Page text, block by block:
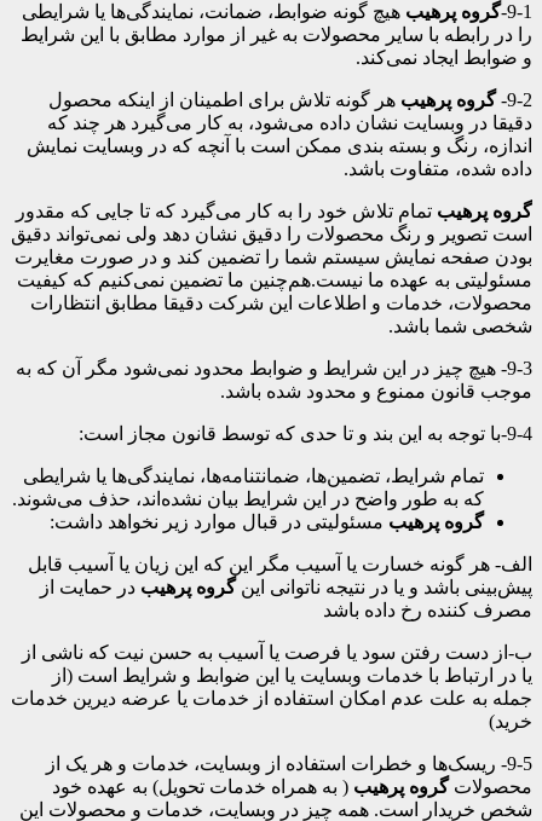
9-1- گروه پرهیب هیچ گونه ضوابط، ضمانت، نمایندگی‌ها یا شرایطی
را در رابطه با سایر محصولات به غیر از موارد مطابق با این شرایط
و ضوابط ایجاد نمی‌کند.
9-2- گروه پرهیب هر گونه تلاش برای اطمینان از اینکه محصول
دقیقا در وبسایت نشان داده می‌شود، به کار می‌گیرد هر چند که
اندازه، رنگ و بسته بندی ممکن است با آنچه که در وبسایت نمایش
داده شده، متفاوت باشد.
گروه پرهیب تمام تلاش خود را به کار می‌گیرد که تا جایی که مقدور
است تصویر و رنگ محصولات را دقیق نشان دهد ولی نمی‌تواند دقیق
بودن صفحه نمایش سیستم شما را تضمین کند و در صورت مغایرت
مسئولیتی به عهده ما نیست.هم‌چنین ما تضمین نمی‌کنیم که کیفیت
محصولات، خدمات و اطلاعات این شرکت دقیقا مطابق انتظارات
شخصی شما باشد.
9-3- هیچ چیز در این شرایط و ضوابط محدود نمی‌شود مگر آن که به
موجب قانون ممنوع و محدود شده باشد.
9-4-با توجه به این بند و تا حدی که توسط قانون مجاز است:
تمام شرایط، تضمین‌ها، ضمانتنامه‌ها، نمایندگی‌ها یا شرایطی
که به طور واضح در این شرایط بیان نشده‌اند، حذف می‌شوند.
گروه پرهیب مسئولیتی در قبال موارد زیر نخواهد داشت:
الف- هر گونه خسارت یا آسیب مگر این که این زیان یا آسیب قابل
پیش‌بینی باشد و یا در نتیجه ناتوانی اینگروه پرهیب در حمایت از
مصرف کننده رخ داده باشد
ب-از دست رفتن سود یا فرصت یا آسیب به حسن نیت که ناشی از
یا در ارتباط با خدمات وبسایت یا این ضوابط و شرایط است (از
جمله به علت عدم امکان استفاده از خدمات یا عرضه دیرین خدمات
خرید)
9-5- ریسک‌ها و خطرات استفاده از وبسایت، خدمات و هر یک از
محصولاتگروه پرهیب ( به همراه خدمات تحویل) به عهده خود
شخص خریدار است. همه چیز در وبسایت، خدمات و محصولات این